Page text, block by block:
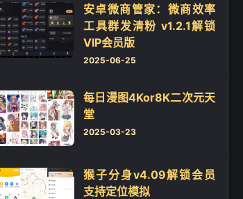
安卓微商管家：微商效率
工具群发清粉 v1.2.1解锁
VIP会员版
2025-06-25
每日漫图4Kor8K二次元天
堂
2025-03-23
猴子分身v4.09解锁会员
支持定位模拟